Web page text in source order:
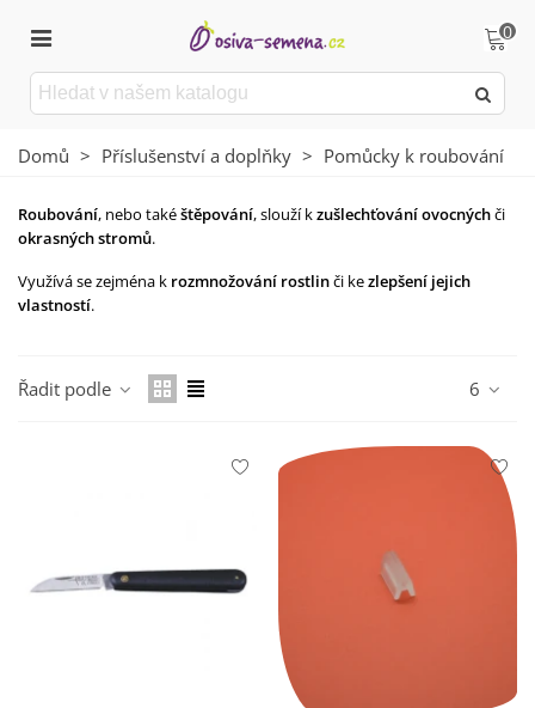
0
Domů > Příslušenství a doplňky > Pomůcky k roubování
Roubování, nebo takéštěpování, slouží kzušlechťování ovocnýchči
okrasných stromů.
Využívá se zejména k rozmnožování rostlinči kezlepšení jejich
vlastností.
Řadit podle 6